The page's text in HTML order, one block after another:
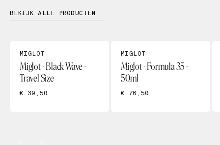
BEKIJK ALLE PRODUCTEN
MIGLOT
Miglot - Black Wave -
Travel Size
€ 39,50
MIGLOT
Miglot - Formula 35 -
50ml
€ 76,50